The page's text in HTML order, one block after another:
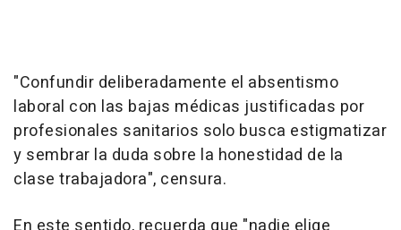
"Confundir deliberadamente el absentismo
laboral con las bajas médicas justificadas por
profesionales sanitarios solo busca estigmatizar
y sembrar la duda sobre la honestidad de la
clase trabajadora", censura.